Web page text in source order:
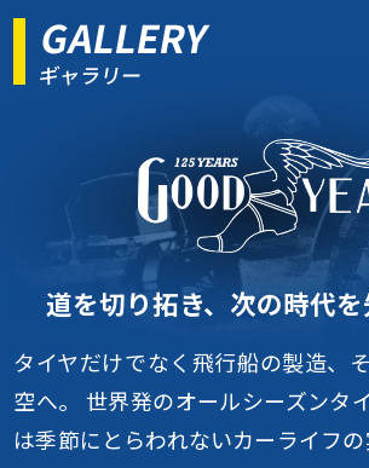
GALLERY
ギャラリー
道を切り拓き、次の時代を
タイヤだけでなく飛行船の製造、
空へ。
世界発のオールシーズンタ
は季節にとらわれないカーライフの